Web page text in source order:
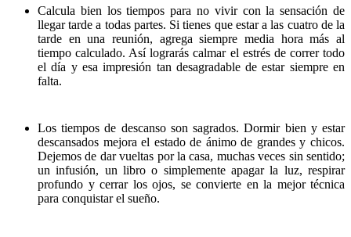
Calcula bien los tiempos para no vivir con la sensación de
llegar tarde a todas partes. Si tienes que estar a las cuatro de la
tarde en una reunión, agrega siempre media hora más al
tiempo calculado. Así lograrás calmar el estrés de correr todo
el día y esa impresión tan desagradable de estar siempre en
falta.
Los tiempos de descanso son sagrados. Dormir bien y estar
descansados mejora el estado de ánimo de grandes y chicos.
Dejemos de dar vueltas por la casa, muchas veces sin sentido;
un infusión, un libro o simplemente apagar la luz, respirar
profundo y cerrar los ojos, se convierte en la mejor técnica
para conquistar el sueño.